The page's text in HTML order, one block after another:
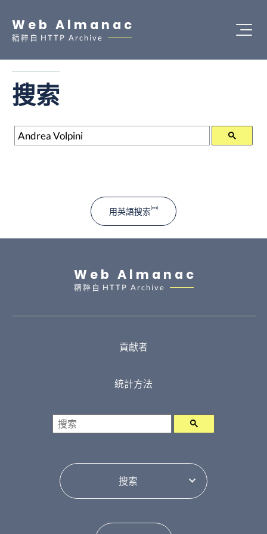
Web Almanac
精粹自 HTTP Archive
搜索
搜索
用英語搜索
Web Almanac
精粹自 HTTP Archive
貢獻者
統計方法
搜索
選擇目錄